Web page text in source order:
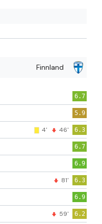
Finnland
6.7
5.9
4' 46' 6.3
6.7
6.9
81' 6.3
6.9
59' 6.2